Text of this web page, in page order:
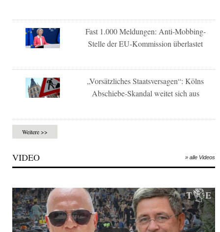
Fast 1.000 Meldungen: Anti-Mobbing-
Stelle der EU-Kommission überlastet
„Vorsätzliches Staatsversagen“: Kölns
Abschiebe-Skandal weitet sich aus
Weitere >>
VIDEO » alle Videos